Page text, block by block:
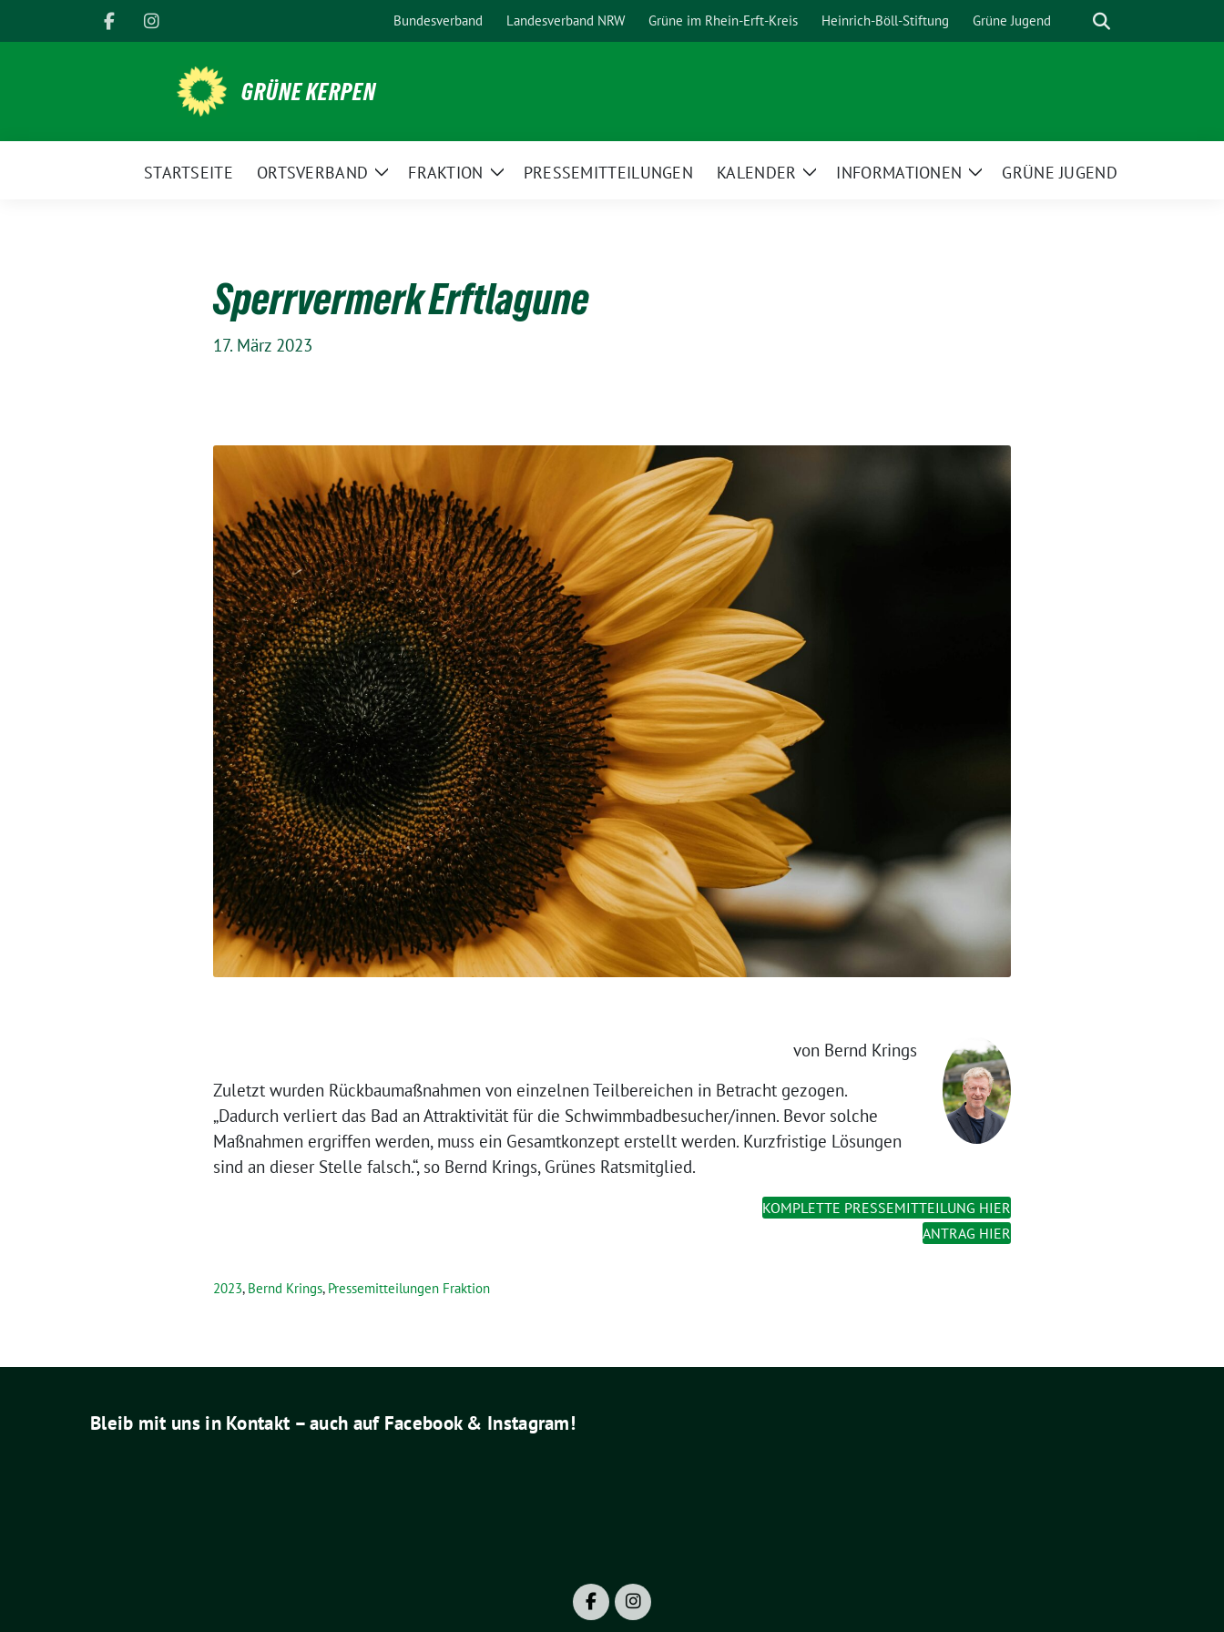
zum
Bundesverband Landesverband NRW Grüne im Rhein-Erft-Kreis Heinrich-Böll-Stiftung Grüne Jugend Suche
GRÜNE KERPEN
STARTSEITE ORTSVERBAND
ZeigeFRAKTION
ZeigePRESSEMITTEILUNGEN KALENDER
ZeigeINFORMATIONEN
ZeigeGRÜNE JUGEND
Sperrvermerk Erftlagune
17. März 2023
von Bernd Krings
Zuletzt wurden Rückbaumaßnahmen von einzelnen Teilbereichen in Betracht gezogen.
„Dadurch verliert das Bad an Attraktivität für die Schwimmbadbesucher/innen. Bevor solche
Maßnahmen ergriffen werden, muss ein Gesamtkonzept erstellt werden. Kurzfristige Lösungen
sind an dieser Stelle falsch.“, so Bernd Krings, Grünes Ratsmitglied.
KOMPLETTE PRESSEMITTEILUNG HIER
ANTRAG HIER
2023, Bernd Krings, Pressemitteilungen Fraktion
Bleib mit uns in Kontakt – auch auf Facebook & Instagram!